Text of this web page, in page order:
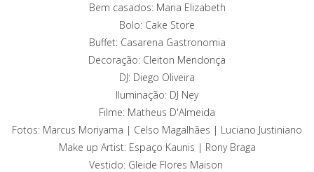
Bem casados: Maria Elizabeth
Bolo: Cake Store
Buffet: Casarena Gastronomia
Decoração: Cleiton Mendonça
DJ: Diego Oliveira
Iluminação: DJ Ney
Filme: Matheus D'Almeida
Fotos: Marcus Moriyama | Celso Magalhães | Luciano Justiniano
Make up Artist: Espaço Kaunis | Rony Braga
Vestido: Gleide Flores Maison